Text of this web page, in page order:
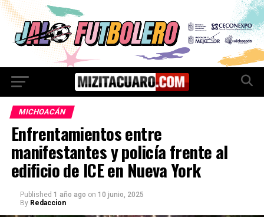
MICHOACÁN
Enfrentamientos entre
manifestantes y policía frente al
edificio de ICE en Nueva York
Published 1 año ago on 10 junio, 2025
By Redaccion